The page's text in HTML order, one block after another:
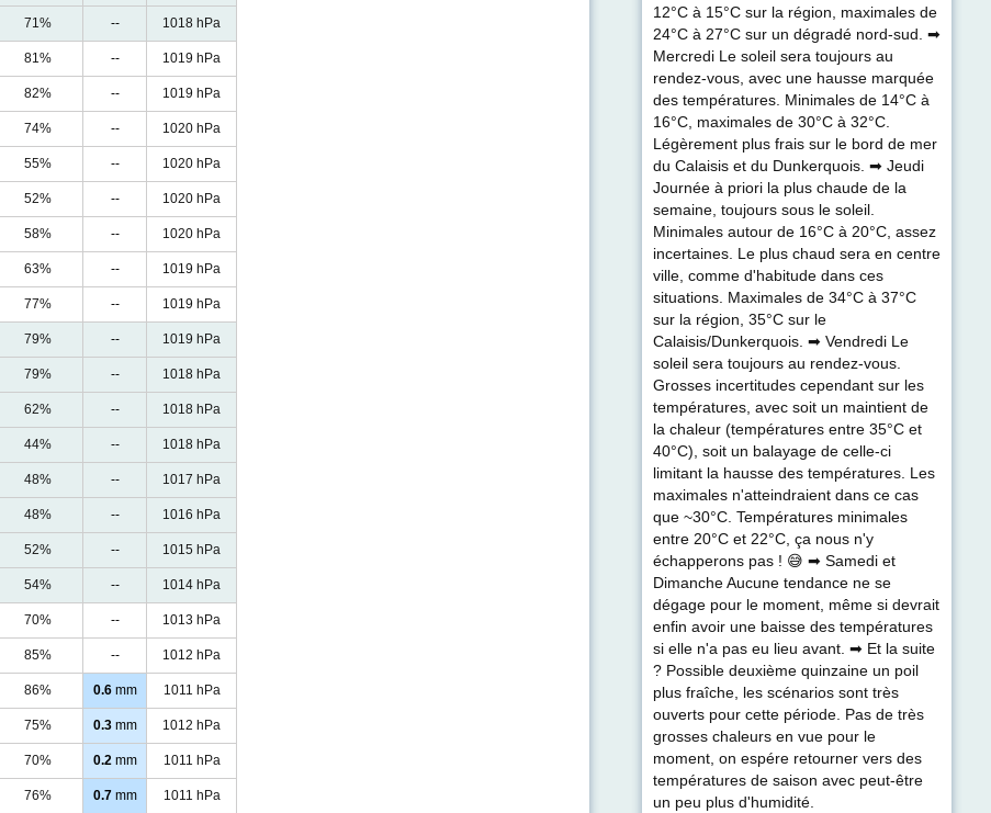
71% -- 1018 hPa
81% -- 1019 hPa
82% -- 1019 hPa
74% -- 1020 hPa
55% -- 1020 hPa
52% -- 1020 hPa
58% -- 1020 hPa
63% -- 1019 hPa
77% -- 1019 hPa
79% -- 1019 hPa
79% -- 1018 hPa
62% -- 1018 hPa
44% -- 1018 hPa
48% -- 1017 hPa
48% -- 1016 hPa
52% -- 1015 hPa
54% -- 1014 hPa
70% -- 1013 hPa
85% -- 1012 hPa
86% 0.6mm 1011 hPa
75% 0.3mm 1012 hPa
70% 0.2mm 1011 hPa
76% 0.7mm 1011 hPa
12°C à 15°C sur la région, maximales de
24°C à 27°C sur un dégradé nord-sud. ➡
Mercredi Le soleil sera toujours au
rendez-vous, avec une hausse marquée
des températures. Minimales de 14°C à
16°C, maximales de 30°C à 32°C.
Légèrement plus frais sur le bord de mer
du Calaisis et du Dunkerquois. ➡ Jeudi
Journée à priori la plus chaude de la
semaine, toujours sous le soleil.
Minimales autour de 16°C à 20°C, assez
incertaines. Le plus chaud sera en centre
ville, comme d'habitude dans ces
situations. Maximales de 34°C à 37°C
sur la région, 35°C sur le
Calaisis/Dunkerquois. ➡ Vendredi Le
soleil sera toujours au rendez-vous.
Grosses incertitudes cependant sur les
températures, avec soit un maintient de
la chaleur (températures entre 35°C et
40°C), soit un balayage de celle-ci
limitant la hausse des températures. Les
maximales n'atteindraient dans ce cas
que ~30°C. Températures minimales
entre 20°C et 22°C, ça nous n'y
échapperons pas ! 😅 ➡ Samedi et
Dimanche Aucune tendance ne se
dégage pour le moment, même si devrait
enfin avoir une baisse des températures
si elle n'a pas eu lieu avant. ➡ Et la suite
? Possible deuxième quinzaine un poil
plus fraîche, les scénarios sont très
ouverts pour cette période. Pas de très
grosses chaleurs en vue pour le
moment, on espére retourner vers des
températures de saison avec peut-être
un peu plus d'humidité.